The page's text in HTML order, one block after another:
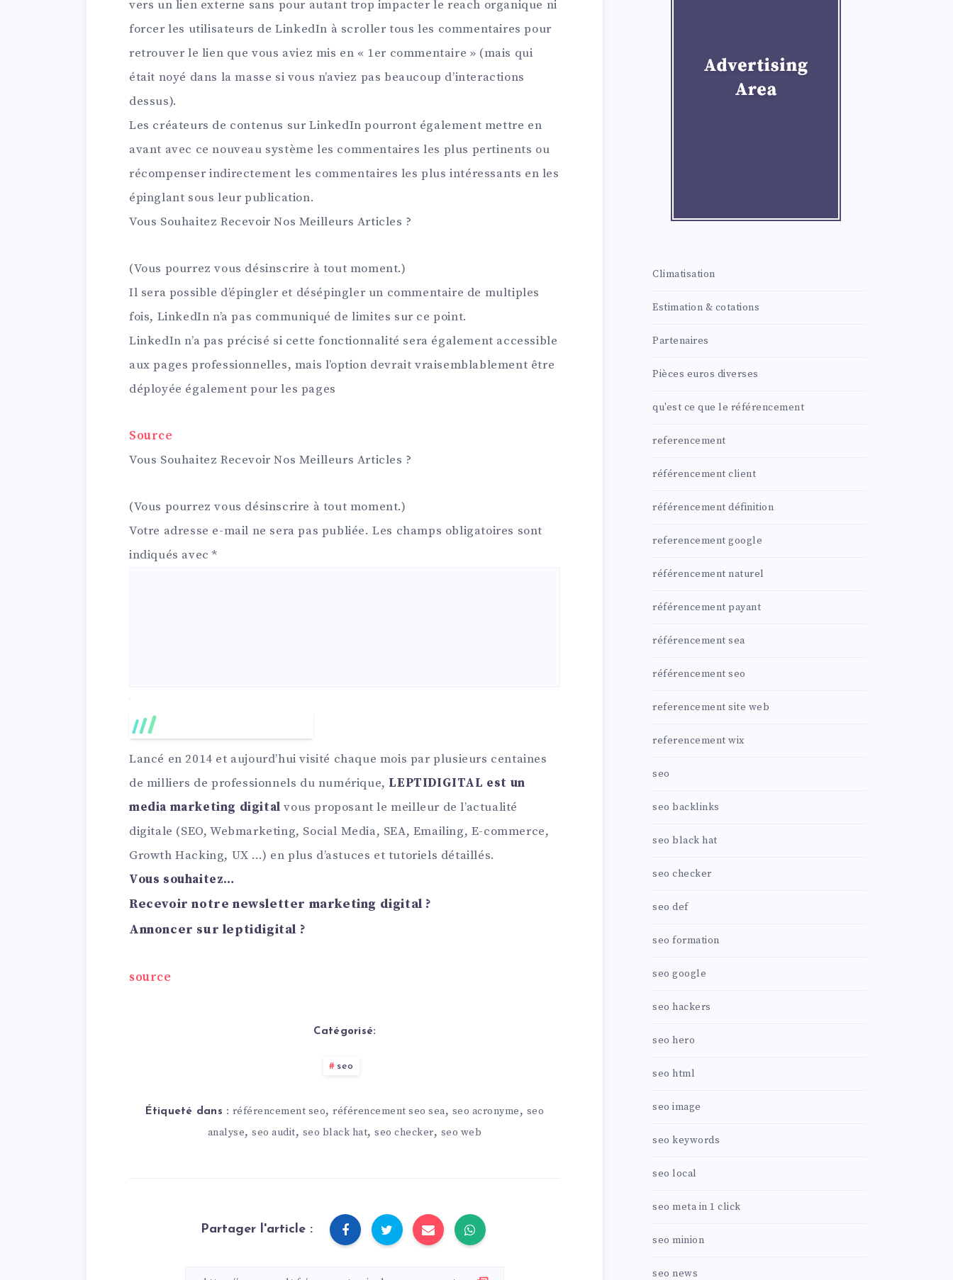
vers un lien externe sans pour autant trop impacter le reach organique ni
forcer les utilisateurs de LinkedIn à scroller tous les commentaires pour
retrouver le lien que vous aviez mis en « 1er commentaire » (mais qui
était noyé dans la masse si vous n’aviez pas beaucoup d’interactions
dessus).
Les créateurs de contenus sur LinkedIn pourront également mettre en
avant avec ce nouveau système les commentaires les plus pertinents ou
récompenser indirectement les commentaires les plus intéressants en les
épinglant sous leur publication.
Vous Souhaitez RecevoirNos Meilleurs Articles ?
(Vous pourrez vous désinscrire à tout moment.)
Il sera possible d’épingler et désépingler un commentaire de multiples
fois, LinkedIn n’a pas communiqué de limites sur ce point.
LinkedIn n’a pas précisé si cette fonctionnalité sera également accessible
aux pages professionnelles, mais l’option devrait vraisemblablement être
déployée également pour les pages
Source
Vous Souhaitez RecevoirNos Meilleurs Articles ?
(Vous pourrez vous désinscrire à tout moment.)
Votre adresse e-mail ne sera pas publiée. Les champs obligatoires sont
indiqués avec*
Lancé en 2014 et aujourd’hui visité chaque mois par plusieurs centaines
de milliers de professionnels du numérique, LEPTIDIGITAL est un
media marketing digital vous proposant le meilleur de l’actualité
digitale (SEO, Webmarketing, Social Media, SEA, Emailing, E-commerce,
Growth Hacking, UX …) en plus d’astuces et tutoriels détaillés.
Vous souhaitez…
Recevoir notre newsletter marketing digital ?
Annoncer sur leptidigital ?
source
Catégorisé:
seo
Étiqueté dans : référencement seo,référencement seo sea, seo acronyme, seo
analyse,seo audit, seo black hat,seo checker, seo web
Partager l'article :
Climatisation
Estimation & cotations
Partenaires
Pièces euros diverses
qu'est ce que le référencement
referencement
référencement client
référencement définition
referencement google
référencement naturel
référencement payant
référencement sea
référencement seo
referencement site web
referencement wix
seo
seo backlinks
seo black hat
seo checker
seo def
seo formation
seo google
seo hackers
seo hero
seo html
seo image
seo keywords
seo local
seo meta in 1 click
seo minion
seo news